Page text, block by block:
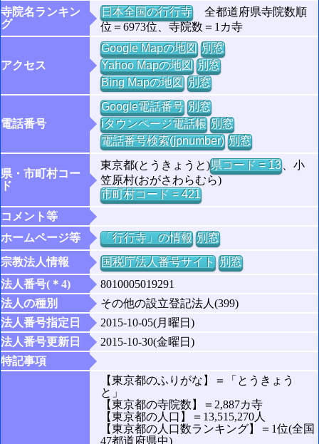
寺院名ランキン
グ
日本全国の行行寺全都道府県寺院数順
位＝6973位、寺院数＝1カ寺
アクセス
Google Mapの地図 別窓
Yahoo Mapの地図 別窓
Bing Mapの地図 別窓
電話番号
Google電話番号 別窓
iタウンページ電話帳 別窓
電話番号検索(jpnumber) 別窓
県・市町村コー
ド
東京都(とうきょうと)県コード = 13、小
笠原村(おがさわらむら)
市町村コード = 421
コメント等
ホームページ等
「行行寺」の情報 別窓
宗教法人情報
国税庁法人番号サイト 別窓
法人番号(＊4)
8010005019291
法人の種別
その他の設立登記法人(399)
法人番号指定日
2015-10-05(月曜日)
法人番号更新日
2015-10-30(金曜日)
特記事項
【東京都のふりがな】＝「とうきょう
と」
【東京都の寺院数】＝2,887カ寺
【東京都の人口】＝13,515,270人
【東京都の人口数ランキング】＝1位(全国
47都道府県中)